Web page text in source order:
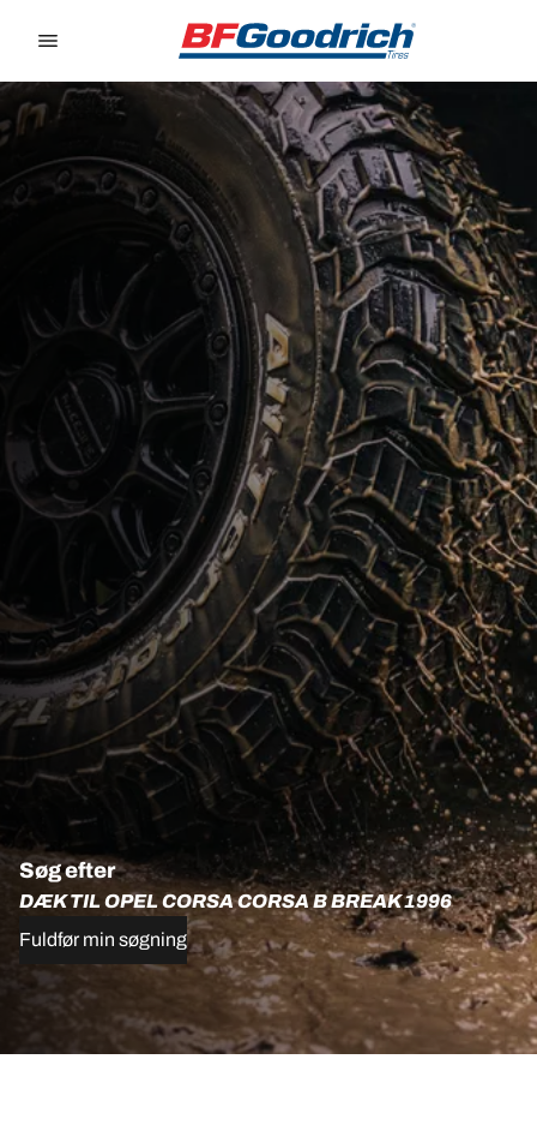
Søg efter
DÆK TIL OPEL CORSA CORSA B BREAK 1996
Fuldfør min søgning